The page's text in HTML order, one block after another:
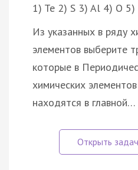
1) Te 2) S 3) Al 4) O 5)
Из указанных в ряду
элементов выберите
которые в
химических
находятся в главной…